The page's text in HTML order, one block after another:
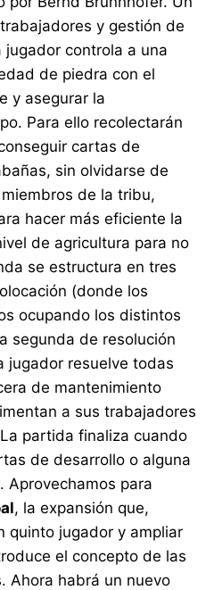
y gestión de
jugador controla a una
de piedra con el
y asegurar la
Para ello recolectarán
cartas de
sin olvidarse de
de la tribu,
hacer más eficiente la
de agricultura para no
se estructura en tres
(donde los
ocupando los distintos
segunda de resolución
jugador resuelve todas
de mantenimiento
a sus trabajadores
partida finaliza cuando
de desarrollo o alguna
Aprovechamos para
, la expansión que,
quinto jugador y ampliar
el concepto de las
Ahora habrá un nuevo